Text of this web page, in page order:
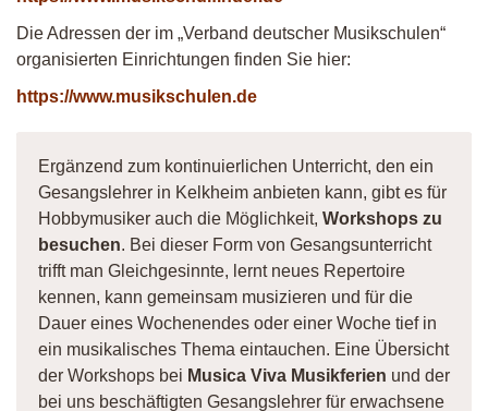
Die Adressen der im „Verband deutscher Musikschulen“
organisierten Einrichtungen finden Sie hier:
https://www.musikschulen.de
Ergänzend zum kontinuierlichen Unterricht, den ein
Gesangslehrer in Kelkheim anbieten kann, gibt es für
Hobbymusiker auch die Möglichkeit, Workshops zu
besuchen. Bei dieser Form von Gesangsunterricht
trifft man Gleichgesinnte, lernt neues Repertoire
kennen, kann gemeinsam musizieren und für die
Dauer eines Wochenendes oder einer Woche tief in
ein musikalisches Thema eintauchen. Eine Übersicht
der Workshops bei Musica Viva Musikferien und der
bei uns beschäftigten Gesangslehrer für erwachsene